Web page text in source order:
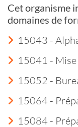
Cet organisme
domaines de
15043 -
15041 - Mise
15052 -
15064 -
15084 -